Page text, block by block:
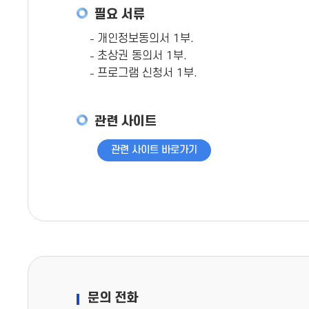
필요 서류
개인정보동의서 1부.
초상권 동의서 1부.
프로그램 신청서 1부.
관련 사이트
관련 사이트 바로가기
문의 전화